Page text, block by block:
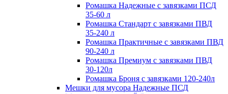
Ромашка Надежные с завязками ПСД
35-60 л
Ромашка Стандарт с завязками ПВД
35-240 л
Ромашка Практичные с завязками ПВД
90-240 л
Ромашка Премиум с завязками ПВД
30-120л
Ромашка Броня с завязками 120-240л
Мешки для мусора Надежные ПСД